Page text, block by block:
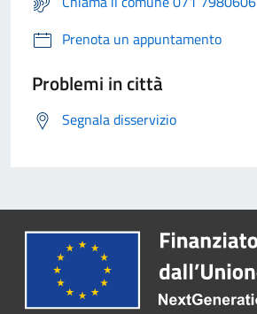
Prenota un appuntamento
Problemi in città
Segnala disservizio